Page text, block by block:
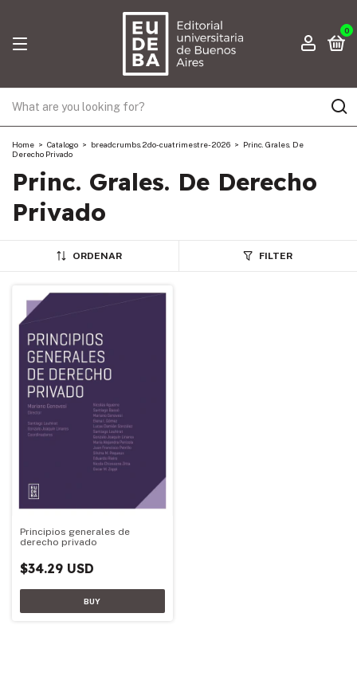
0
Home > Catalogo > breadcrumbs.2do-cuatrimestre-2026 > Princ. Grales. De
Derecho Privado
Princ. Grales. De Derecho
Privado
ORDENAR FILTER
Principios generales de
derecho privado
$34.29 USD